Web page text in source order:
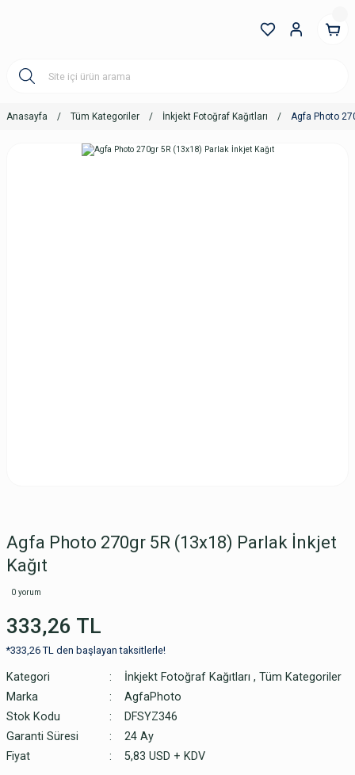
Anasayfa Tüm Kategoriler İnkjekt Fotoğraf Kağıtları Agfa Photo
Agfa Photo 270gr 5R (13x18) Parlak İnkjet
Kağıt
0 yorum
333,26 TL
*333,26 TL den başlayan taksitlerle!
Kategori İnkjekt Fotoğraf Kağıtları , Tüm Kategoriler
Marka
AgfaPhoto
Stok Kodu
DFSYZ346
Garanti Süresi
24 Ay
Fiyat
5,83 USD + KDV